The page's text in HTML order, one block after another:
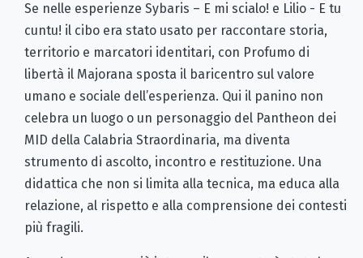
Se nelle esperienze Sybaris – E mi scialo! e Lilio - E tu
cuntu! il cibo era stato usato per raccontare storia,
territorio e marcatori identitari, con Profumo di
libertà il Majorana sposta il baricentro sul valore
umano e sociale dell’esperienza. Qui il panino non
celebra un luogo o un personaggio del Pantheon dei
MID della Calabria Straordinaria, ma diventa
strumento di ascolto, incontro e restituzione. Una
didattica che non si limita alla tecnica, ma educa alla
relazione, al rispetto e alla comprensione dei contesti
più fragili.